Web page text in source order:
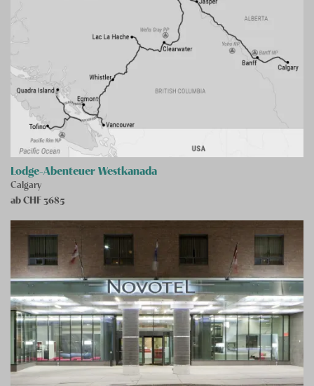
Lodge-Abenteuer Westkanada
Calgary
ab CHF3685